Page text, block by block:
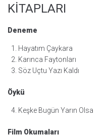
KİTAPLARI
Deneme
Hayatım Çaykara
Karınca Faytonları
Söz Uçtu Yazı Kaldı
Öykü
Keşke Bugün Yarın Olsa
Film Okumaları